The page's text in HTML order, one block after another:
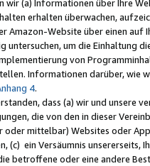
wir (a) Informationen über Ihre
erhalten überwachen,
Amazon-Website über einen
untersuchen, um die Einhaltung
von
Informationen darüber, wie
4.
dass (a) wir und
die von den in dieser
mittelbar) Websites oder
(c) ein Versäumnis unsererseits,
betroffene oder eine andere